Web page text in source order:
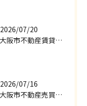
2026/07/20
東大阪市不動産賃貸｜ポータルサイトで「掘り出し物件」が見つからない？プロが教える条件の緩め方
2026/07/16
東大阪市不動産売買｜マイホームの購入・売却で後悔しないために！知っておくべき「3つの罠」